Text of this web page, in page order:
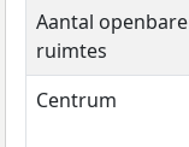
Aantal openbare
ruimtes
Centrum